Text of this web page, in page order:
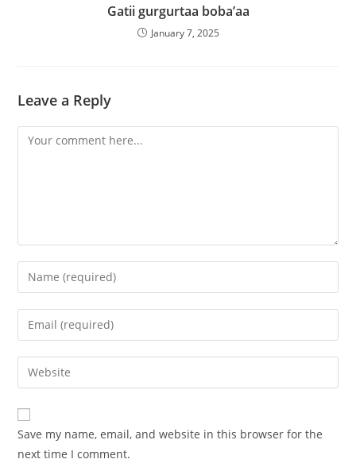
Gatii gurgurtaa boba’aa
January 7, 2025
Leave a Reply
Save my name, email, and website in this browser for the
next time I comment.